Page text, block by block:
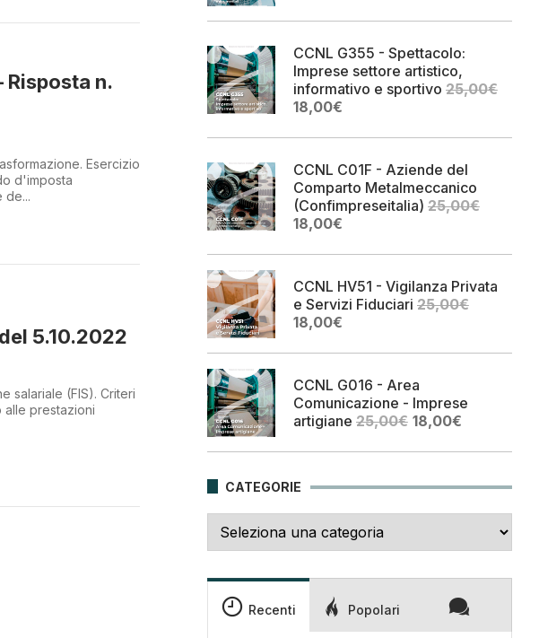
Risposta n.
Esercizio
d'imposta
de...
5.10.2022
salariale (FIS). Criteri
prestazioni
originale
25,00€.
attuale
CCNL G355 - Spettacolo:
Imprese settore artistico,
informativo e sportivo 25,00€
Il
originale
25,00€.
18,00€Il
attuale
18,00€.
CCNL C01F - Aziende del
Comparto Metalmeccanico
(Confimpreseitalia) 25,00€
Il
originale
25,00€.
18,00€Il
attuale
18,00€.
CCNL HV51 - Vigilanza Privata
e Servizi Fiduciari 25,00€
Il
originale
25,00€.
18,00€Il
attuale
18,00€.
CCNL G016 - Area
Comunicazione - Imprese
artigiane 25,00€ Il
originale
25,00€.
18,00€Il
attuale
18,00€.
CATEGORIE
Recenti Popolari